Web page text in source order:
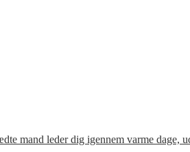
mand leder dig igennem varme dage,